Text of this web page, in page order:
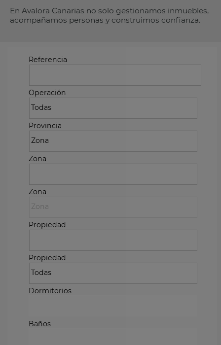
En Avalora Canarias no solo gestionamos inmuebles,
acompañamos personas y construimos confianza.
Referencia
Operación
Provincia
Zona
Zona
Propiedad
Propiedad
Dormitorios
Baños